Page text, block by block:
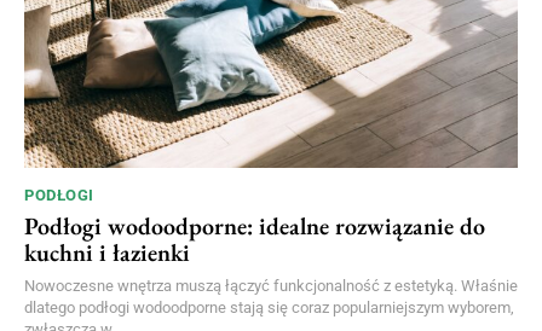
PODŁOGI
Podłogi wodoodporne: idealne rozwiązanie do
kuchni i łazienki
Nowoczesne wnętrza muszą łączyć funkcjonalność z estetyką. Właśnie
dlatego podłogi wodoodporne stają się coraz popularniejszym wyborem,